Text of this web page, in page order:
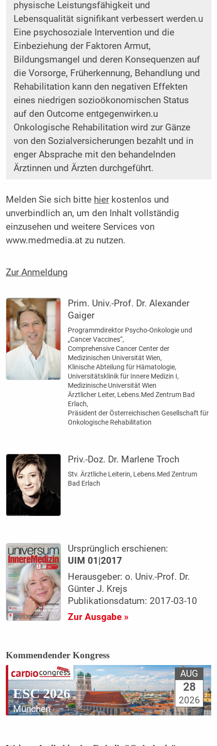
physische Leistungsfähigkeit und
Lebensqualität signifikant verbessert werden.u
Eine psychosoziale Intervention und die
Einbeziehung der Faktoren Armut,
Bildungsmangel und deren Konsequenzen auf
die Vorsorge, Früherkennung, Behandlung und
Rehabilitation kann den negativen Effekten
eines niedrigen sozioökonomischen Status
auf den Outcome entgegenwirken.u
Onkologische Rehabilitation wird zur Gänze
von den Sozialversicherungen bezahlt und in
enger Absprache mit den behandelnden
Ärztinnen und Ärzten durchgeführt.
Melden Sie sich bitte hierkostenlos und
unverbindlich an, um den Inhalt vollständig
einzusehen und weitere Services von
www.medmedia.at zu nutzen.
Zur Anmeldung
Prim. Univ.-Prof. Dr. Alexander
Gaiger
Programmdirektor Psycho-Onkologie und
„Cancer Vaccines“,
Comprehensive Cancer Center der
Medizinischen Universität Wien,
Klinische Abteilung für Hämatologie,
Universitätsklinik für Innere Medizin I,
Medizinische Universität Wien
Ärztlicher Leiter, Lebens.Med Zentrum Bad
Erlach,
Präsident der Österreichischen Gesellschaft für
Onkologische Rehabilitation
Priv.-Doz. Dr. Marlene Troch
Stv. Ärztliche Leiterin, Lebens.Med Zentrum
Bad Erlach
Ursprünglich erschienen:
UIM 01|2017
Herausgeber: o. Univ.-Prof. Dr.
Günter J. Krejs
Publikationsdatum: 2017-03-10
Zur Ausgabe »
Kommendender Kongress
ESC 2026
München
AUG
28
2026